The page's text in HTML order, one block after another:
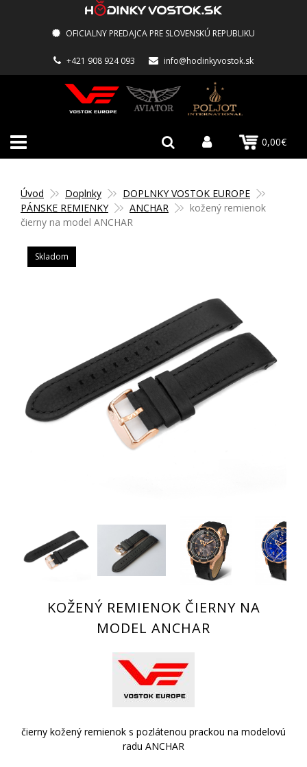
OFICIALNY PREDAJCA PRE SLOVENSKÚ REPUBLIKU
+421 908 924 093 info@hodinkyvostok.sk
0,00€
Úvod Doplnky
DOPLNKY VOSTOK EUROPE
PÁNSKE REMIENKY
ANCHAR
kožený remienok
čierny na model ANCHAR
Skladom
KOŽENÝ REMIENOK ČIERNY NA
MODEL ANCHAR
čierny kožený remienok s pozlátenou prackou na modelovú
radu ANCHAR